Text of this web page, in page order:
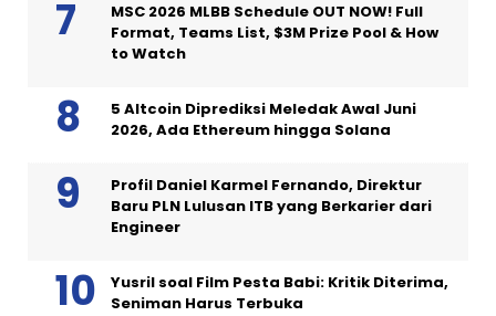
MSC 2026 MLBB Schedule OUT NOW! Full
Format, Teams List, $3M Prize Pool & How
to Watch
5 Altcoin Diprediksi Meledak Awal Juni
2026, Ada Ethereum hingga Solana
Profil Daniel Karmel Fernando, Direktur
Baru PLN Lulusan ITB yang Berkarier dari
Engineer
Yusril soal Film Pesta Babi: Kritik Diterima,
Seniman Harus Terbuka